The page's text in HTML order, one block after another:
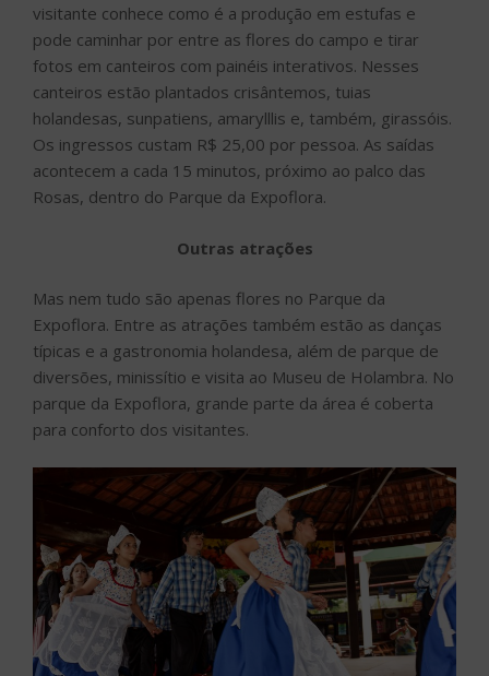
visitante conhece como é a produção em estufas e
pode caminhar por entre as flores do campo e tirar
fotos em canteiros com painéis interativos. Nesses
canteiros estão plantados crisântemos, tuias
holandesas, sunpatiens, amarylllis e, também, girassóis.
Os ingressos custam R$ 25,00 por pessoa. As saídas
acontecem a cada 15 minutos, próximo ao palco das
Rosas, dentro do Parque da Expoflora.
Outras atrações
Mas nem tudo são apenas flores no Parque da
Expoflora. Entre as atrações também estão as danças
típicas e a gastronomia holandesa, além de parque de
diversões, minissítio e visita ao Museu de Holambra. No
parque da Expoflora, grande parte da área é coberta
para conforto dos visitantes.